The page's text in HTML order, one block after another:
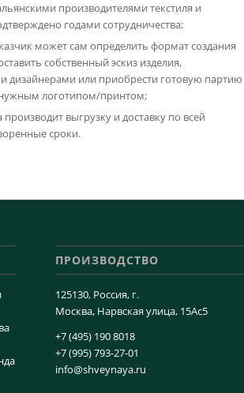
производителями текстиля и
годами сотрудничества;
может сам определить формат создания
собственный эскиз изделия,
дизайнерами или приобрести готовую партию
логотипом/принтом;
выгрузку и доставку по всей
сроки.
ПРОИЗВОДСТВО
125130, Россия, г.
Москва, Нарвская улица, 15Ас5
+7 (495) 190 8018
+7 (995) 793-27-01
info@shveynaya.ru